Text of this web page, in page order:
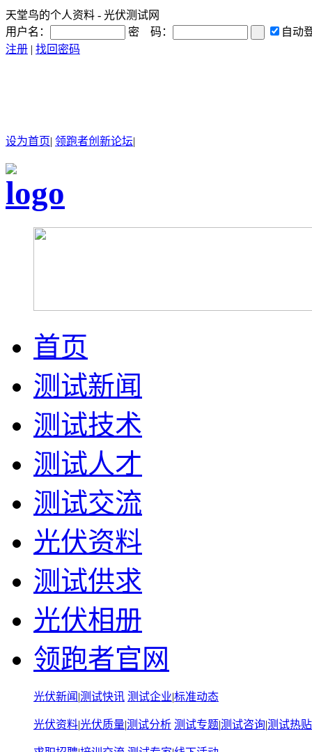
天堂鸟的个人资料 - 光伏测试网
用户名：
密 码：
自动
注册 | 找回密码
设为首页| 领跑者创新论坛|
首页
测试新闻
测试技术
测试人才
测试交流
光伏资料
测试供求
光伏相册
领跑者官网
光伏新闻 |测试快讯 测试企业|标准动态
光伏资料|光伏质量|测试分析 测试专题|测试咨询|测试热贴